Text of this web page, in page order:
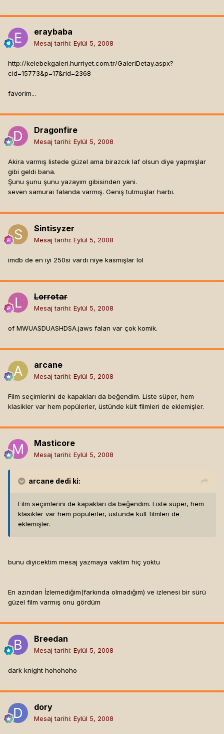
eraybaba
Mesaj tarihi: Eylül 5, 2008
http://kelebekgaleri.hurriyet.com.tr/GaleriDetay.aspx?
cid=15773&p=17&rid=2368
favorim...
Dragonfire
Mesaj tarihi: Eylül 5, 2008
Akira varmış listede güzel ama birazcık laf olsun diye yapmışlar
gibi geldi bana.
Şunu şunu şunu yazayım gibisinden yani.
seven samurai falanda varmış. Geniş tutmuşlar harbi.
Sintisyzer
Mesaj tarihi: Eylül 5, 2008
imdb de en iyi 250si vardı niye kasmışlar lol
Lorrotar
Mesaj tarihi: Eylül 5, 2008
of MWUASDUASHDSA.jaws falan var çok komik.
arcane
Mesaj tarihi: Eylül 5, 2008
Film seçimlerini de kapakları da beğendim. Liste süper, hem
klasikler var hem popülerler, üstünde kült filmleri de eklemişler.
Masticore
Mesaj tarihi: Eylül 5, 2008
arcane dedi ki:
Film seçimlerini de kapakları da beğendim. Liste süper, hem
klasikler var hem popülerler, üstünde kült filmleri de
eklemişler.
bunu diyicektim mesaj yazmaya vaktim hiç yoktu
En azından İzlemediğim(farkında olmadığım) ve izlenesi bir sürü
güzel film varmış onu gördüm
Breedan
Mesaj tarihi: Eylül 5, 2008
dark knight hohohoho
dory
Mesaj tarihi: Eylül 5, 2008